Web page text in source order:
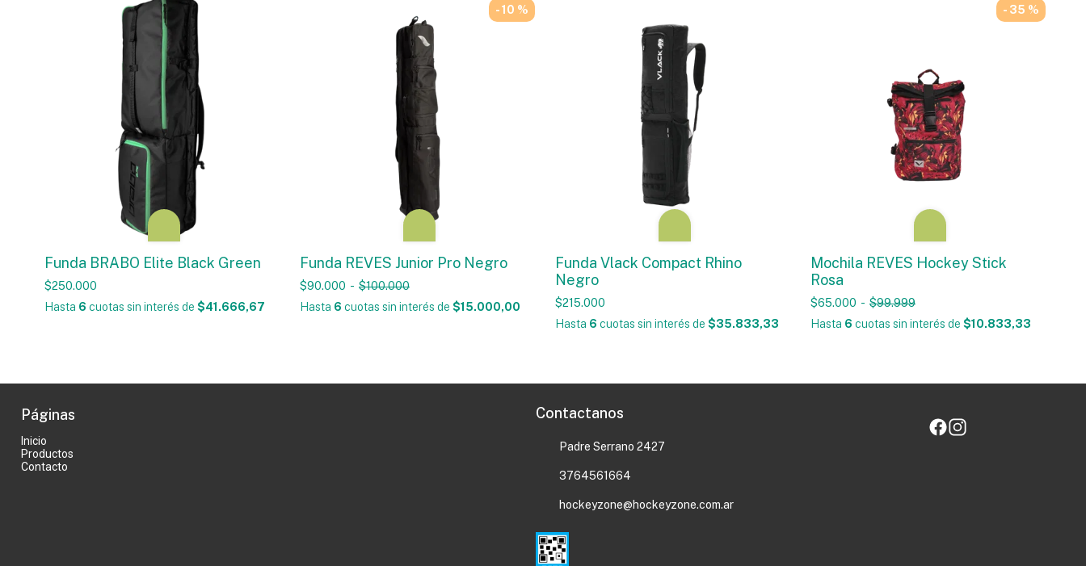
Funda BRABO Elite Black Green
$250.000
Hasta 6 cuotas sin interés de $41.666,67
- 10 %
Funda REVES Junior Pro Negro
$90.000 - $100.000
Hasta 6 cuotas sin interés de $15.000,00
Funda Vlack Compact Rhino
Negro
$215.000
Hasta 6 cuotas sin interés de $35.833,33
- 35 %
Mochila REVES Hockey Stick
Rosa
$65.000 - $99.999
Hasta 6 cuotas sin interés de $10.833,33
Páginas
Inicio
Productos
Contacto
Contactanos
Padre Serrano 2427
3764561664
hockeyzone@hockeyzone.com.ar